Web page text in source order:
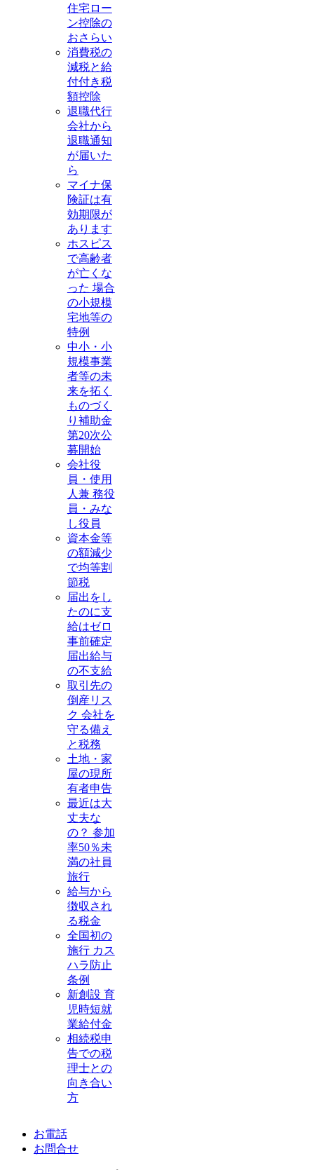
住宅ロー
ン控除の
おさらい
消費税の
減税と給
付付き税
額控除
退職代行
会社から
退職通知
が届いた
ら
マイナ保
険証は有
効期限が
あります
ホスピス
で高齢者
が亡くな
った 場合
の小規模
宅地等の
特例
中小・小
規模事業
者等の未
来を拓く
ものづく
り補助金
第20次公
募開始
会社役
員・使用
人兼 務役
員・みな
し役員
資本金等
の額減少
で均等割
節税
届出をし
たのに支
給はゼロ
事前確定
届出給与
の不支給
取引先の
倒産リス
ク 会社を
守る備え
と税務
土地・家
屋の現所
有者申告
最近は大
丈夫な
の？ 参加
率50％未
満の社員
旅行
給与から
徴収され
る税金
全国初の
施行 カス
ハラ防止
条例
新創設 育
児時短就
業給付金
相続税申
告での税
理士との
向き合い
方
お電話
お問合せ